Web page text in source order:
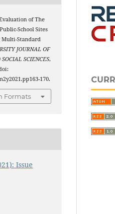
of The
School Sites
Standard
JOURNAL OF
SCIENCES,
170.
Formats
Issue